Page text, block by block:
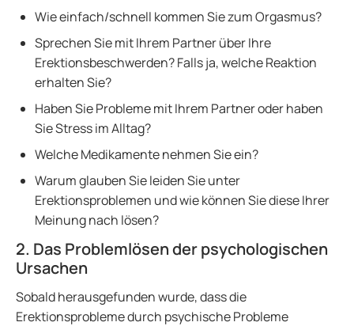
Wie einfach/schnell kommen Sie zum Orgasmus?
Sprechen Sie mit Ihrem Partner über Ihre
Erektionsbeschwerden? Falls ja, welche Reaktion
erhalten Sie?
Haben Sie Probleme mit Ihrem Partner oder haben
Sie Stress im Alltag?
Welche Medikamente nehmen Sie ein?
Warum glauben Sie leiden Sie unter
Erektionsproblemen und wie können Sie diese Ihrer
Meinung nach lösen?
2. Das Problemlösen der psychologischen
Ursachen
Sobald herausgefunden wurde, dass die
Erektionsprobleme durch psychische Probleme